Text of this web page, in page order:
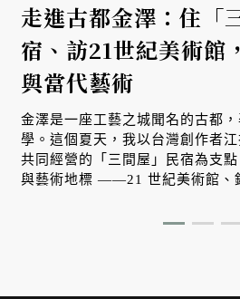
走進古都金澤：住「
宿、訪21世紀美術館
與當代藝術
金澤是一座工藝之城聞名的古都
學。這個夏天，我以台灣創作者
共同經營的「三間屋」民宿為支
與藝術地標 ——21 世紀美術館、
的歷史、建築、生活與金澤時間。